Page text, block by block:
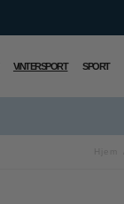
VINTERSPORT SPORT